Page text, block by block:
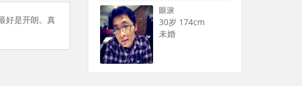
好是开朗。真
眼淚
30岁 174cm
未婚